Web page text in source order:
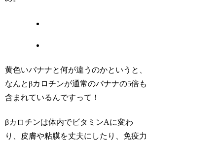
黄色いバナナと何が違うのかというと、
なんと βカロチンが通常のバナナの5倍も
含まれているんですって！
βカロチンは体内でビタミンAに変わ
り、皮膚や粘膜を丈夫にしたり、免疫力